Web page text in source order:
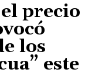
precio
los
este